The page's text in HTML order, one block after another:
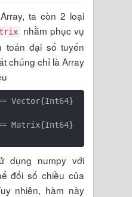
ta còn 2 loại
nhằm phục vụ
toán đại số tuyến
chúng chỉ là Array
dụng numpy với
đổi số chiều của
nhiên, hàm này